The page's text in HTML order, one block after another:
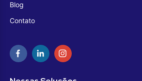
Blog
Contato